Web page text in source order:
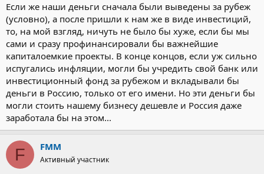
Если же наши деньги сначала были выведены за рубеж
(условно), а после пришли к нам же в виде инвестиций,
то, на мой взгляд, ничуть не было бы хуже, если бы мы
сами и сразу профинансировали бы важнейшие
капиталоемкие проекты. В конце концов, если уж сильно
испугались инфляции, могли бы учредить свой банк или
инвестиционный фонд за рубежом и вкладывали бы
деньги в Россию, только от его имени. Но эти деньги бы
могли стоить нашему бизнесу дешевле и Россия даже
заработала бы на этом...
F FMM
Активный участник